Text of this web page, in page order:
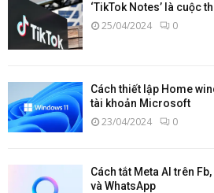
‘TikTok Notes’ là cuộc
25/04/2024 0
Cách thiết lập Home
tài khoản Microsoft
23/04/2024 0
Cách tắt Meta AI trên
và WhatsApp